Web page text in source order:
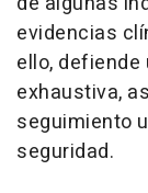
evidencias
ello,
exhaustiva,
seguimiento
seguridad.